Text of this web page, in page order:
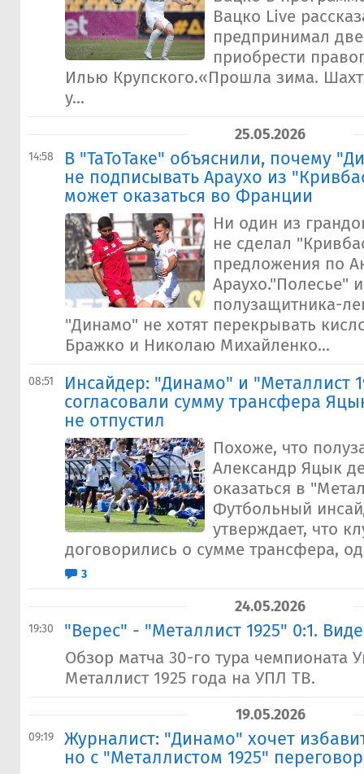
Вацко Live
предпринимал
приобрести
Илью Крупского.«Прошла зима.
у...
25.05.2026
14:58
В "ТаТоТаке" объяснили, почему
не подписывать Араухо из
может оказаться во Франции
Ни один из
не сделал
предложения по
Араухо."Полесье"
полузащитника-
"Динамо" не хотят перекрывать
Бражко и Николаю Михайленко...
08:51
Инсайдер: "Динамо" и "Металлист
согласовали сумму трансфера
не отпустил
Похоже, что
Александр Яцык
оказаться в
Футбольный
утверждает, что
договорились о сумме трансфера,
3
24.05.2026
19:30 "Верес" - "Металлист 1925" 0:1.
Обзор матча 30-го тура чемпионата
Металлист 1925 года на УПЛ ТВ.
19.05.2026
09:19
Журналист: "Динамо" хочет
но с "Металлистом 1925"